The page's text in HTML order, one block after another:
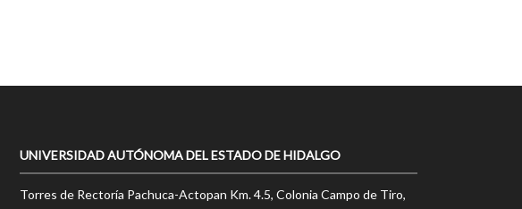
UNIVERSIDAD AUTÓNOMA DEL ESTADO DE HIDALGO
Torres de Rectoría Pachuca-Actopan Km. 4.5, Colonia Campo de Tiro,